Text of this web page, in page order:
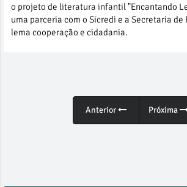
o projeto de literatura infantil "Encantando
uma parceria com o Sicredi e a Secretaria de
lema cooperação e cidadania.
Anterior Próxima